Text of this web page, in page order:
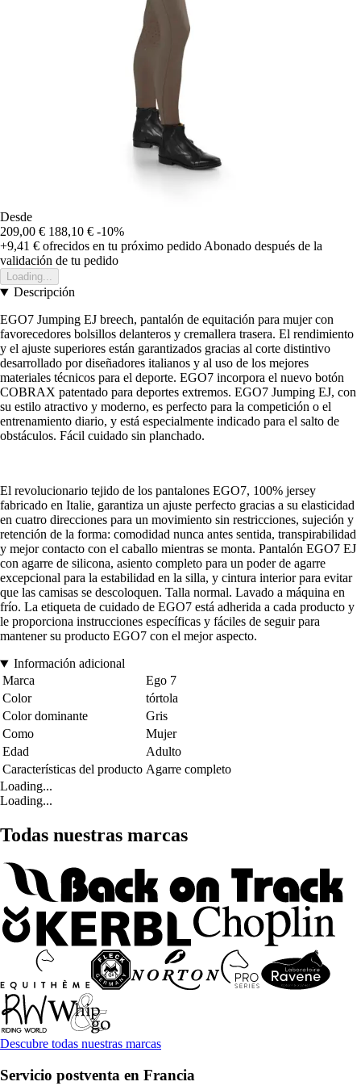
Desde
209,00 € 188,10 € -10%
+9,41 € ofrecidos en tu próximo pedidoAbonado después de la
validación de tu pedido
Loading...
Descripción
EGO7 Jumping EJ breech, pantalón de equitación para mujer con
favorecedores bolsillos delanteros y cremallera trasera. El rendimiento
y el ajuste superiores están garantizados gracias al corte distintivo
desarrollado por diseñadores italianos y al uso de los mejores
materiales técnicos para el deporte. EGO7 incorpora el nuevo botón
COBRAX patentado para deportes extremos. EGO7 Jumping EJ, con
su estilo atractivo y moderno, es perfecto para la competición o el
entrenamiento diario, y está especialmente indicado para el salto de
obstáculos. Fácil cuidado sin planchado.
El revolucionario tejido de los pantalones EGO7, 100% jersey
fabricado en Italie, garantiza un ajuste perfecto gracias a su elasticidad
en cuatro direcciones para un movimiento sin restricciones, sujeción y
retención de la forma: comodidad nunca antes sentida, transpirabilidad
y mejor contacto con el caballo mientras se monta. Pantalón EGO7 EJ
con agarre de silicona, asiento completo para un poder de agarre
excepcional para la estabilidad en la silla, y cintura interior para evitar
que las camisas se descoloquen. Talla normal. Lavado a máquina en
frío. La etiqueta de cuidado de EGO7 está adherida a cada producto y
le proporciona instrucciones específicas y fáciles de seguir para
mantener su producto EGO7 con el mejor aspecto.
Información adicional
Marca
Ego 7
Color
tórtola
Color dominante
Gris
Como
Mujer
Edad
Adulto
Características del producto Agarre completo
Loading...
Loading...
Todas nuestras marcas
Descubre todas nuestras marcas
Servicio postventa en Francia